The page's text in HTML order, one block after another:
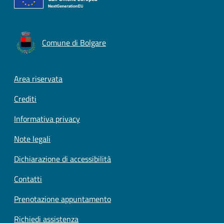
Comune di Bolgare
Footer menu
Area riservata
Crediti
Informativa privacy
Note legali
Dichiarazione di accessibilità
Contatti
Prenotazione appuntamento
Richiedi assistenza